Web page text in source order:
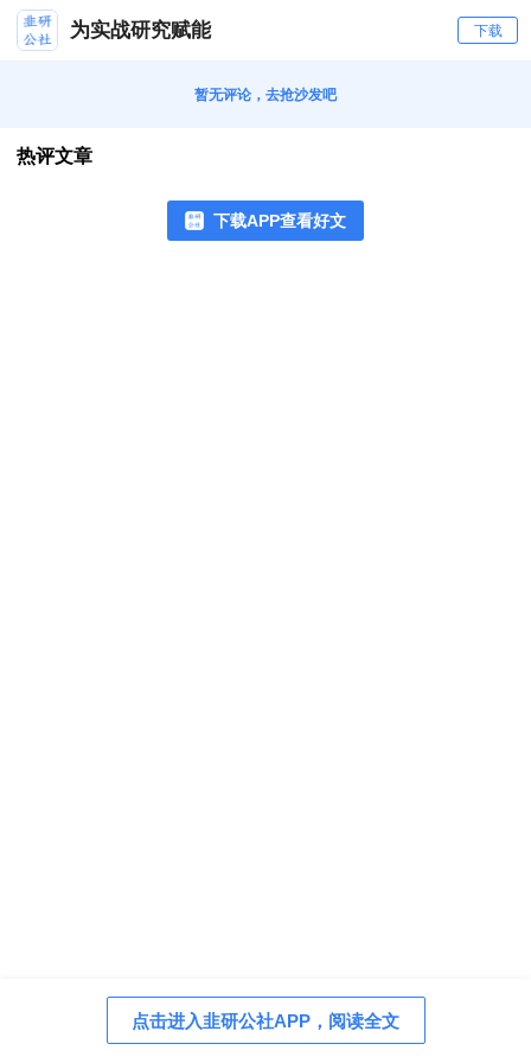
为实战研究赋能 下载
暂无评论，去抢沙发吧
热评文章
下载APP查看好文
点击进入韭研公社APP，阅读全文